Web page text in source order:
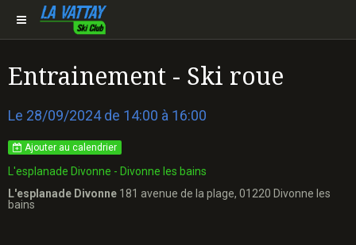
Entrainement - Ski roue
Le 28/09/2024 de 14:00 à 16:00
Ajouter au calendrier
L'esplanade Divonne - Divonne les bains
L'esplanade Divonne 181 avenue de la plage, 01220 Divonne les
bains